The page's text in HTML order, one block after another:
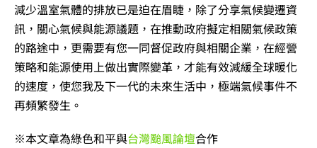
減少溫室氣體的排放已是迫在眉睫，除了分享氣候變遷資
訊，關心氣候與能源議題，在推動政府擬定相關氣候政策
的路途中，更需要有您一同督促政府與相關企業，在經營
策略和能源使用上做出實際變革，才能有效減緩全球暖化
的速度，使您我及下一代的未來生活中，極端氣候事件不
再頻繁發生。
※本文章為綠色和平與台灣颱風論壇合作